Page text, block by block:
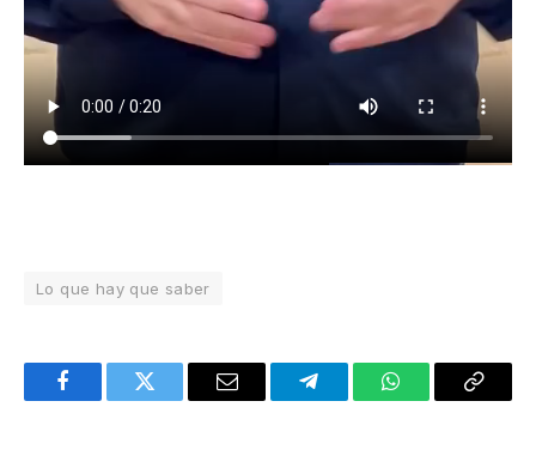
Lo que hay que saber
FacebookTwitter Email TelegramWhatsAppCopy